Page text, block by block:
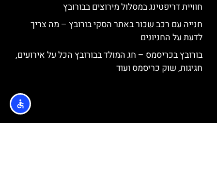
חוויית דריפטינג במסלול מירוצים בבורובץ
חנייה עם רכב שכור באתר הסקי בורובץ – מה צריך
לדעת על החניונים
בורובץ בכריסמס – חג המולד בבורובץ הכל על אירועים,
חגיגות, שוק כריסמס ועוד